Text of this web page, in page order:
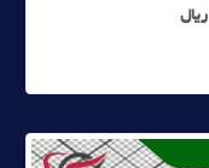
ریال